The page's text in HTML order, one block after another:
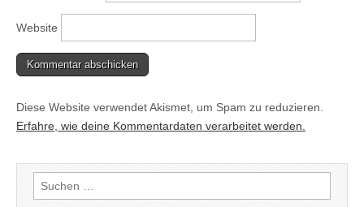
Website
Diese Website verwendet Akismet, um Spam zu reduzieren.
Erfahre, wie deine Kommentardaten verarbeitet werden.
Suchen
nach: